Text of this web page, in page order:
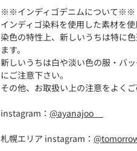
※※インディゴデニムについて※※
インディゴ染料を使用した素材を使
染色の特性上、新しいうちは特に
ます。
新しいうちは白や淡い色の服・バ
にご注意下さい。
その他、お取扱い上の注意をよく
instagram： @ayanajoo__
札幌エリア instagram：